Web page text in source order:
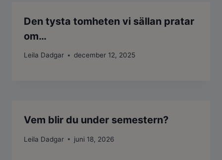
Den tysta tomheten vi sällan pratar
om…
Leila Dadgar december 12, 2025
Vem blir du under semestern?
Leila Dadgar juni 18, 2026